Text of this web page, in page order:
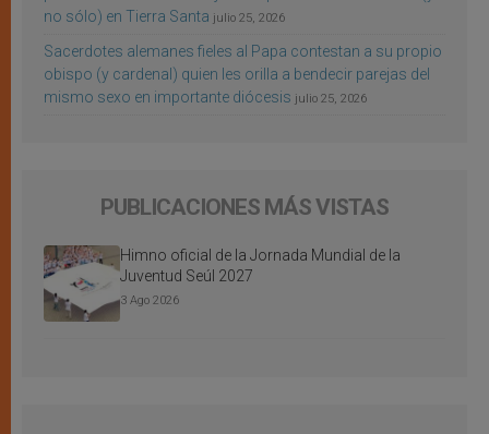
no sólo) en Tierra Santa julio 25, 2026
Sacerdotes alemanes fieles al Papa contestan a su propio
obispo (y cardenal) quien les orilla a bendecir parejas del
mismo sexo en importante diócesis julio 25, 2026
PUBLICACIONES MÁS VISTAS
Himno oficial de la Jornada Mundial de la
Juventud Seúl 2027
3 Ago 2026